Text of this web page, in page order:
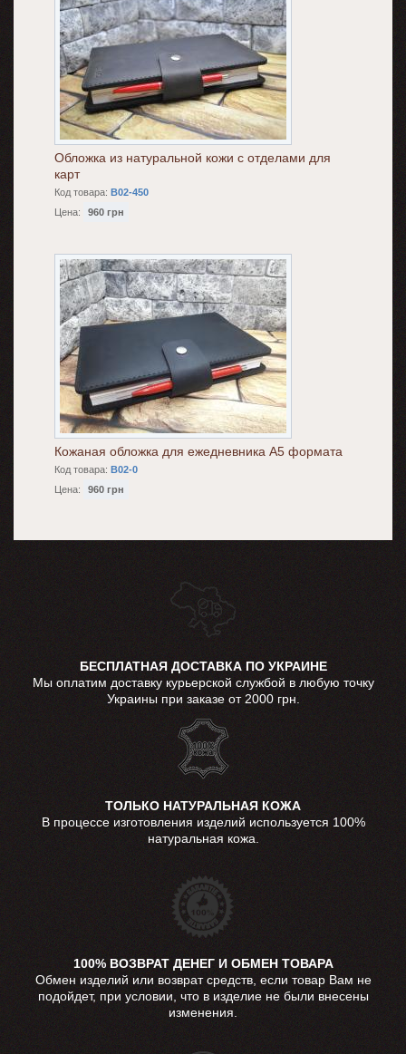
Обложка из натуральной кожи с отделами для
карт
Код товара: B02-450
Цена:
960 грн
Кожаная обложка для ежедневника А5 формата
Код товара: B02-0
Цена:
960 грн
БЕСПЛАТНАЯ ДОСТАВКА ПО УКРАИНЕ
Мы оплатим доставку курьерской службой в любую точку
Украины при заказе от 2000 грн.
ТОЛЬКО НАТУРАЛЬНАЯ КОЖА
В процессе изготовления изделий используется 100%
натуральная кожа.
100% ВОЗВРАТ ДЕНЕГ И ОБМЕН ТОВАРА
Обмен изделий или возврат средств, если товар Вам не
подойдет, при условии, что в изделие не были внесены
изменения.